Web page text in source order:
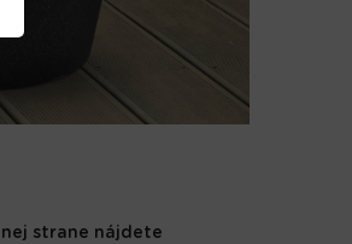
strane nájdete